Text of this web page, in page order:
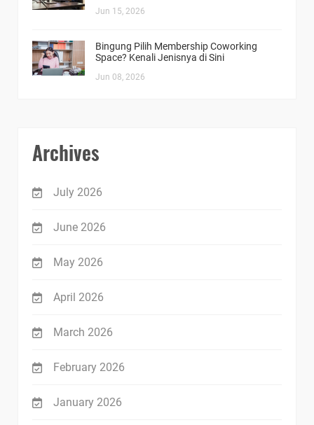
Jun 15, 2026
Bingung Pilih Membership Coworking
Space? Kenali Jenisnya di Sini
Jun 08, 2026
Archives
July 2026
June 2026
May 2026
April 2026
March 2026
February 2026
January 2026